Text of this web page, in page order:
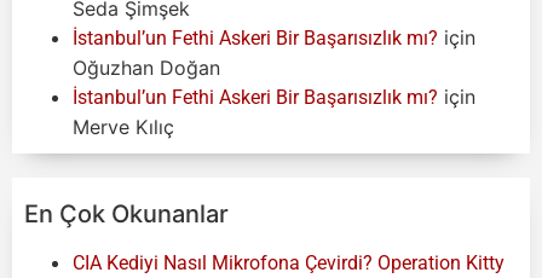
Seda Şimşek
İstanbul’un Fethi Askeri Bir Başarısızlık mı? için
Oğuzhan Doğan
İstanbul’un Fethi Askeri Bir Başarısızlık mı? için
Merve Kılıç
En Çok Okunanlar
CIA Kediyi Nasıl Mikrofona Çevirdi? Operation Kitty